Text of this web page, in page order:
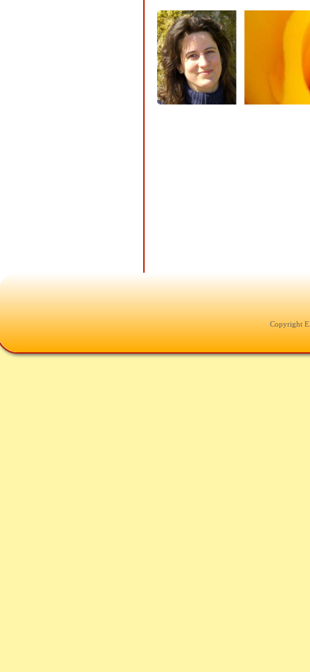
Copyright